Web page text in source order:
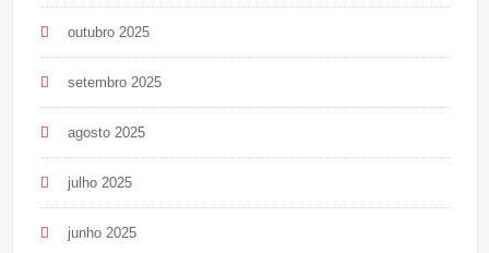
outubro 2025
setembro 2025
agosto 2025
julho 2025
junho 2025